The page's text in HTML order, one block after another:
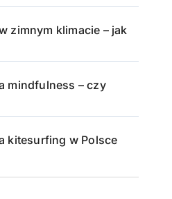
zimnym klimacie – jak
mindfulness – czy
kitesurfing w Polsce